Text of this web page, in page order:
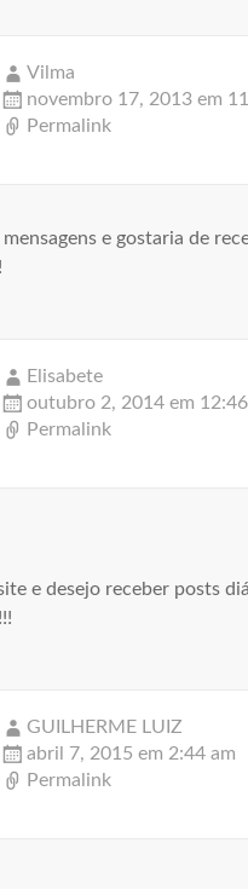
Vilma
novembro 17, 2013 em
Permalink
e gostaria de
Elisabete
outubro 2, 2014 em
Permalink
e desejo receber posts
GUILHERME LUIZ
abril 7, 2015 em 2:44 am
Permalink